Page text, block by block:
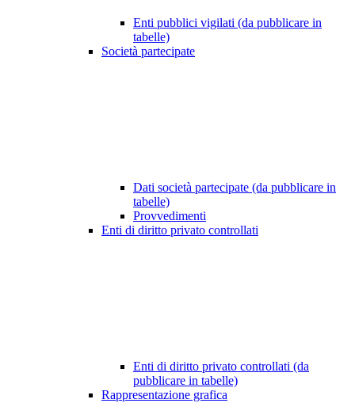
Enti pubblici vigilati (da pubblicare in
tabelle)
Società partecipate
Dati società partecipate (da pubblicare in
tabelle)
Provvedimenti
Enti di diritto privato controllati
Enti di diritto privato controllati (da
pubblicare in tabelle)
Rappresentazione grafica